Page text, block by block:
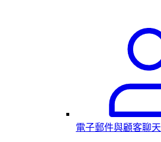
電子郵件與顧客聊天